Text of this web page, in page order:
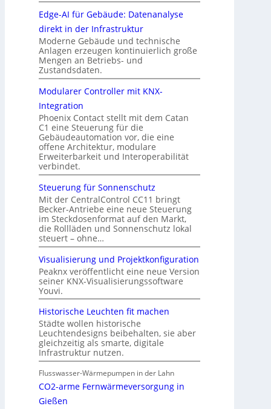
Edge-AI für Gebäude: Datenanalyse
direkt in der Infrastruktur
Moderne Gebäude und technische
Anlagen erzeugen kontinuierlich große
Mengen an Betriebs- und
Zustandsdaten.
Modularer Controller mit KNX-
Integration
Phoenix Contact stellt mit dem Catan
C1 eine Steuerung für die
Gebäudeautomation vor, die eine
offene Architektur, modulare
Erweiterbarkeit und Interoperabilität
verbindet.
Steuerung für Sonnenschutz
Mit der CentralControl CC11 bringt
Becker-Antriebe eine neue Steuerung
im Steckdosenformat auf den Markt,
die Rollläden und Sonnenschutz lokal
steuert – ohne…
Visualisierung und Projektkonfiguration
Peaknx veröffentlicht eine neue Version
seiner KNX-Visualisierungssoftware
Youvi.
Historische Leuchten fit machen
Städte wollen historische
Leuchtendesigns beibehalten, sie aber
gleichzeitig als smarte, digitale
Infrastruktur nutzen.
Flusswasser-Wärmepumpen in der Lahn
CO2-arme Fernwärmeversorgung in
Gießen